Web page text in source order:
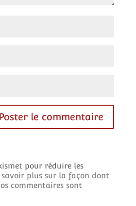
pour réduire les
savoir plus sur la façon dont
commentaires sont